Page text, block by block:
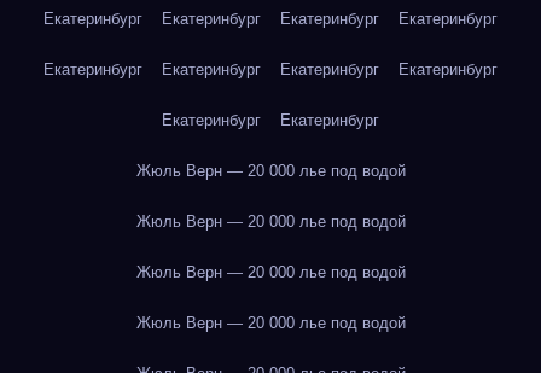
Екатеринбург Екатеринбург Екатеринбург Екатеринбург
Екатеринбург Екатеринбург Екатеринбург Екатеринбург
Екатеринбург Екатеринбург
Жюль Верн — 20 000 лье под водой
Жюль Верн — 20 000 лье под водой
Жюль Верн — 20 000 лье под водой
Жюль Верн — 20 000 лье под водой